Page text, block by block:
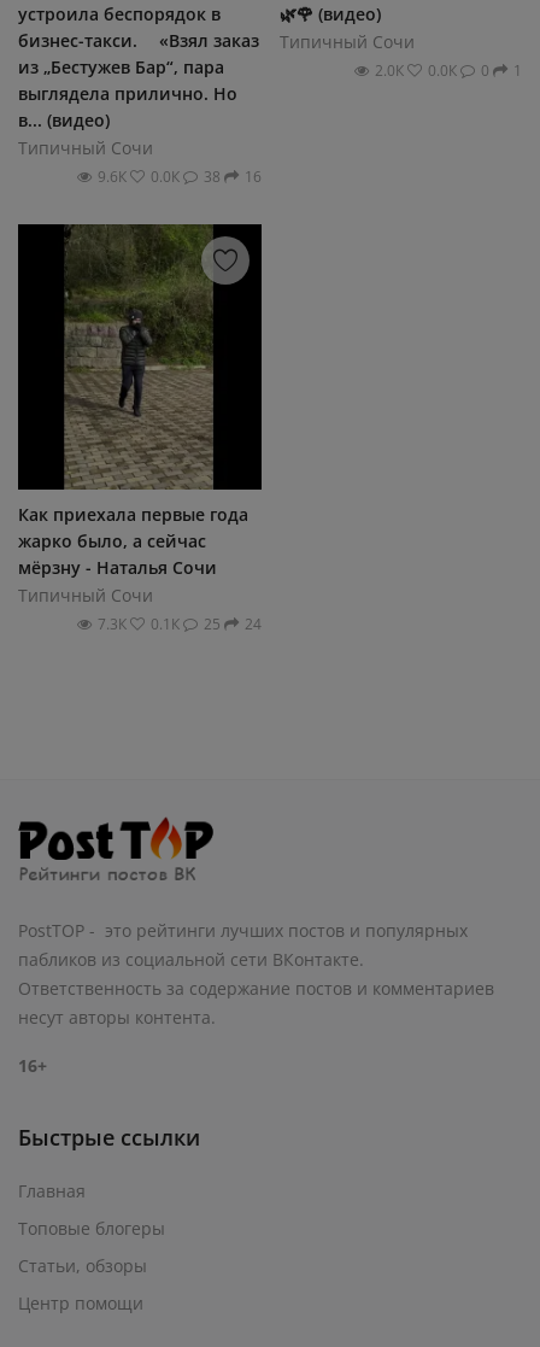
устроила беспорядок в
бизнес-такси. ⠀ «Взял заказ
из „Бестужев Бар“, пара
выглядела прилично. Но
в... (видео)
Типичный Сочи
9.6К 0.0К 38 16
🌿🌹 (видео)
Типичный Сочи
2.0К 0.0К 0 1
Как приехала первые года
жарко было, а сейчас
мёрзну - Наталья Сочи
Типичный Сочи
7.3К 0.1К 25 24
PostTOP - это рейтинги лучших постов и популярных
пабликов из социальной сети ВКонтакте.
Ответственность за содержание постов и комментариев
несут авторы контента.
16+
Быстрые ссылки
Главная
Топовые блогеры
Статьи, обзоры
Центр помощи